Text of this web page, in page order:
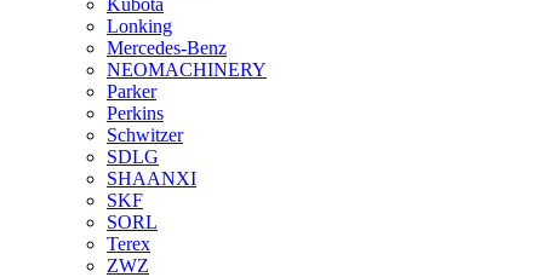
Lonking
Mercedes-Benz
NEOMACHINERY
Parker
Perkins
Schwitzer
SDLG
SHAANXI
SKF
SORL
Terex
ZWZ